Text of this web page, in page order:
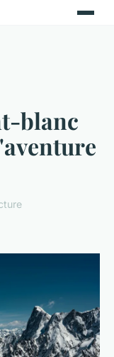
blanc